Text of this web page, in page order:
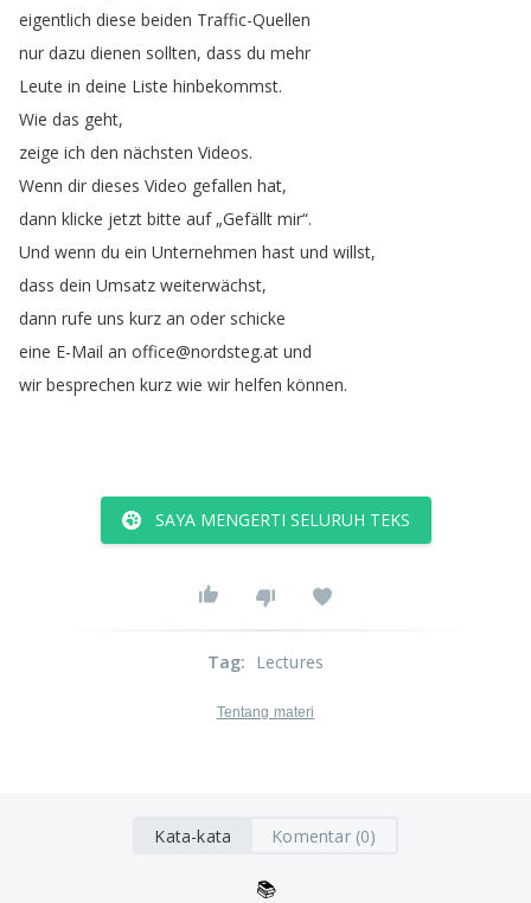
eigentlich diese beiden Traffic-Quellen
nur dazu dienen sollten, dass du mehr
Leute in deine Liste hinbekommst.
Wie das geht,
zeige ich den nächsten Videos.
Wenn dir dieses Video gefallen hat,
dann klicke jetzt bitte auf„Gefällt mir“.
Und wenn du ein Unternehmen hast und willst,
dass dein Umsatz weiterwächst,
dann rufe uns kurz an oder schicke
eine E-Mail an office@nordsteg.at und
wir besprechen kurz wie wir helfen können.
SAYA MENGERTI SELURUH TEKS
Tag: Lectures
Tentang materi
Kata-kata Komentar (0)
📚